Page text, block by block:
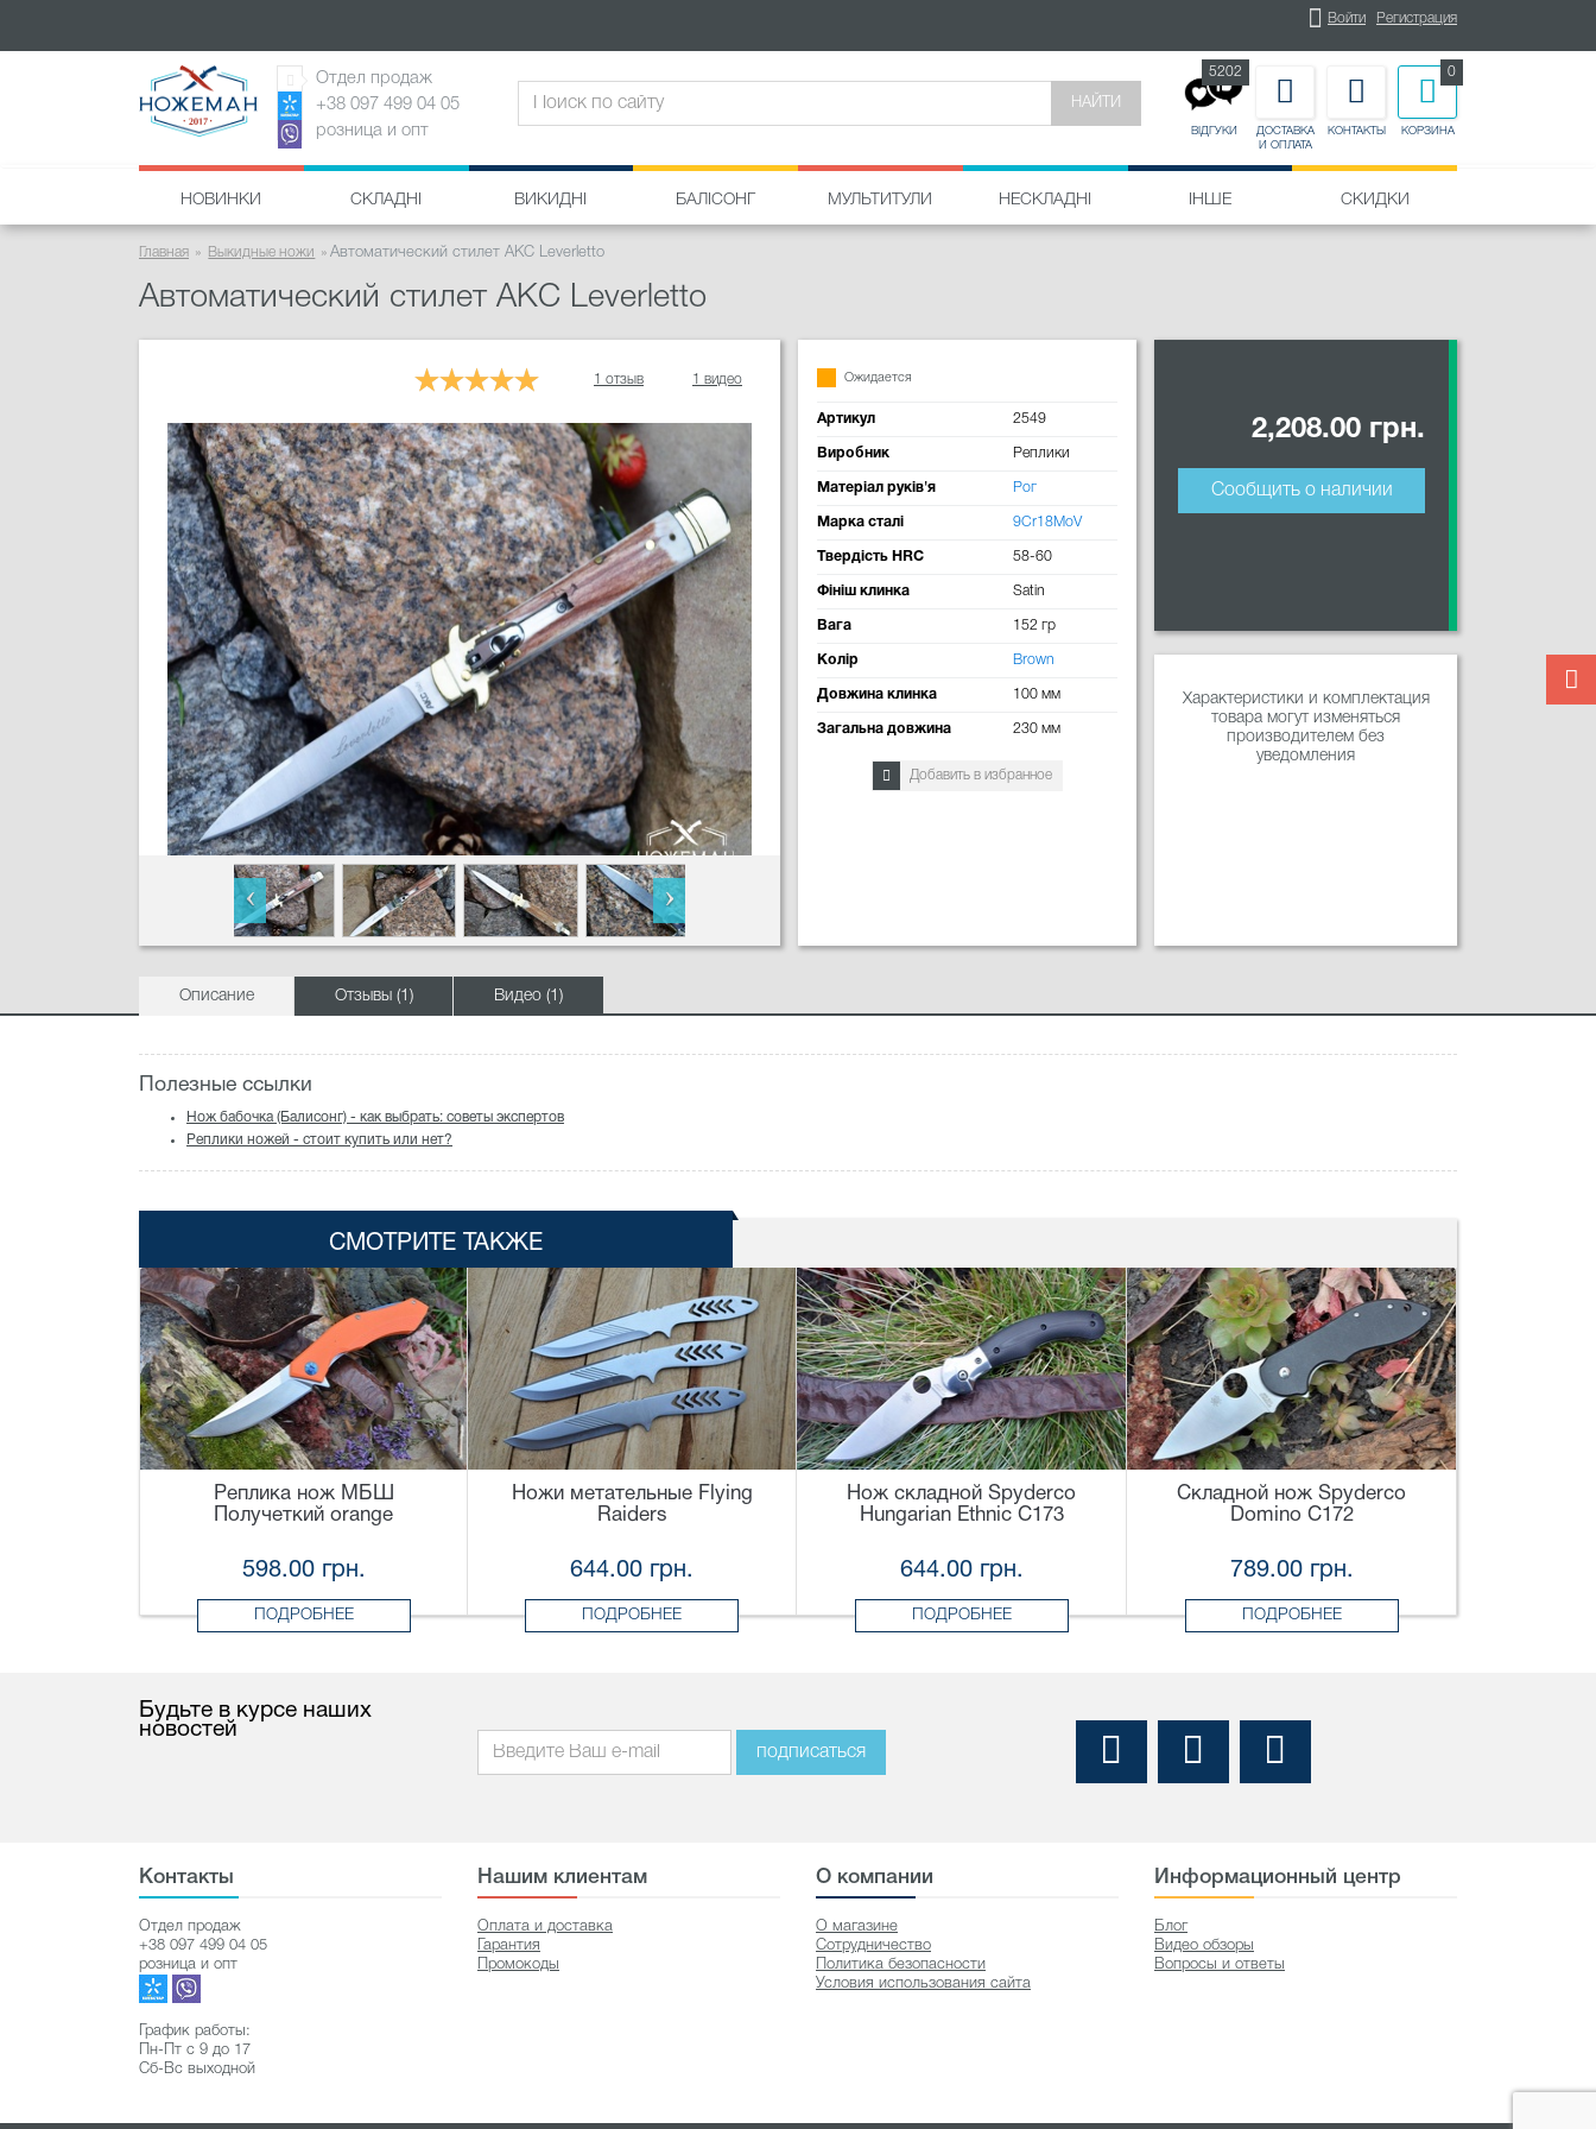
Войти Регистрация
Отдел продаж
+38 097 499 04 05
розница и опт
НАЙТИ
ВІДГУКИ
5202
ДОСТАВКА
И ОПЛАТА
КОНТАКТЫ КОРЗИНА
0
НОВИНКИ СКЛАДНІ ВИКИДНІ БАЛІСОНГ МУЛЬТИТУЛИ НЕСКЛАДНІ ІНШЕ СКИДКИ
Главная Выкидные ножи Автоматический стилет AKC Leverletto
Автоматический стилет AKC Leverletto
1 отзыв 1 видео Ожидается
Артикул 2549
Виробник Реплики
Матеріал руків'я Рог
Марка сталі 9Cr18MoV
Твердість HRC 58-60
Фініш клинка Satin
Вага 152 гр
Колір Brown
Довжина клинка 100 мм
Загальна довжина 230 мм
Добавить в избранное
2,208.00 грн.
Сообщить о наличии
Характеристики и комплектация
товара могут изменяться
производителем без
уведомления
Описание Отзывы (1) Видео (1)
Полезные ссылки
Нож бабочка (Балисонг) - как выбрать: советы экспертов
Реплики ножей - стоит купить или нет?
СМОТРИТЕ ТАКЖЕ
Реплика нож МБШ
Получеткий orange
598.00 грн.
ПОДРОБНЕЕ
Ножи метательные Flying
Raiders
644.00 грн.
ПОДРОБНЕЕ
Нож складной Spyderco
Hungarian Ethnic C173
644.00 грн.
ПОДРОБНЕЕ
Складной нож Spyderco
Domino C172
789.00 грн.
ПОДРОБНЕЕ
Будьте в курсе наших
новостей
подписаться
Контакты
Отдел продаж
+38 097 499 04 05
розница и опт
График работы:
Пн-Пт с 9 до 17
Сб-Вс выходной
Нашим клиентам
Оплата и доставка
Гарантия
Промокоды
О компании
О магазине
Сотрудничество
Политика безопасности
Условия использования сайта
Информационный центр
Блог
Видео обзоры
Вопросы и ответы